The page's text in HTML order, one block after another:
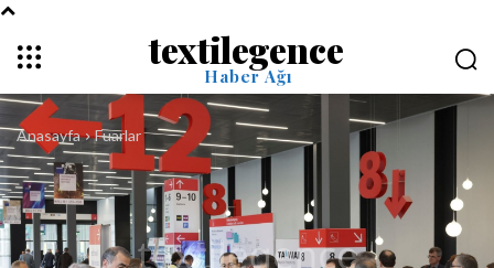
textilegence
Haber Ağı
Anasayfa Fuarlar